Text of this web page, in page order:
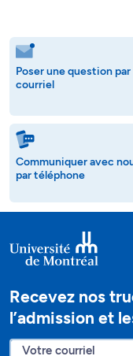
Poser une question par
courriel
Communiquer avec
par téléphone
Recevez nos
l’admission et